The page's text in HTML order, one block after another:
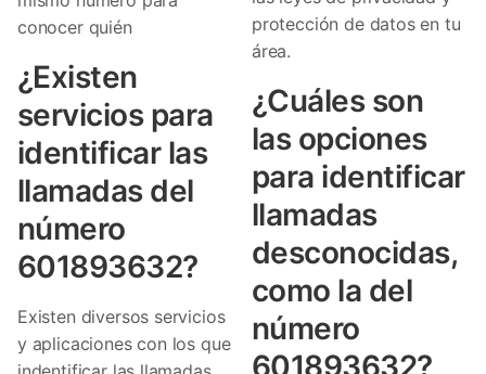
conocer quién
¿Existen
servicios para
identificar las
llamadas del
número
601893632?
Existen diversos servicios
y aplicaciones con los que
protección de datos en tu
área.
¿Cuáles son
las opciones
para identificar
llamadas
desconocidas,
como la del
número
601893632?